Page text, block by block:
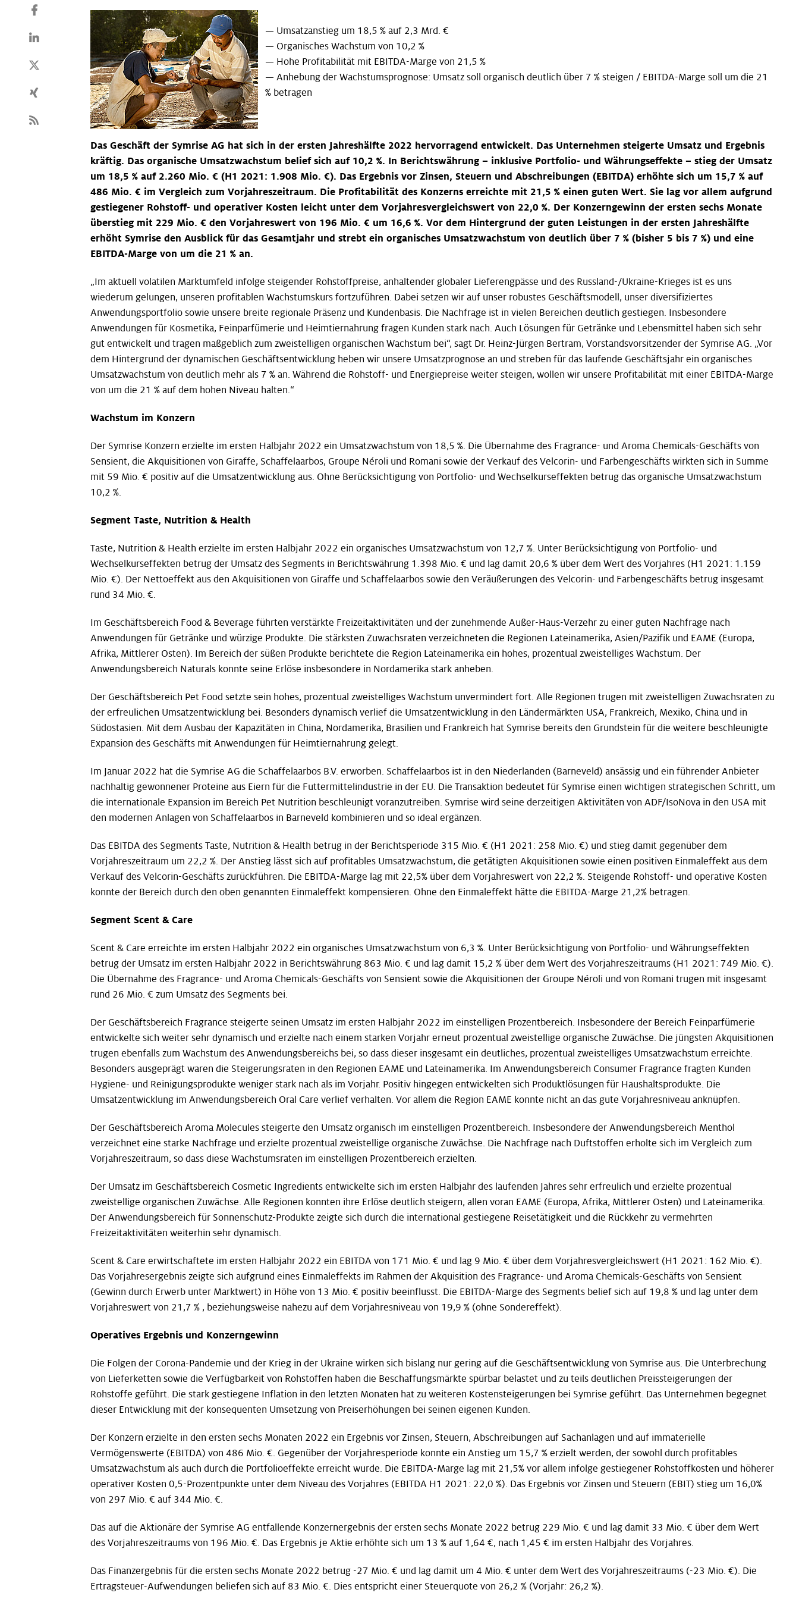
— Umsatzanstieg um 18,5 % auf 2,3 Mrd. €
— Organisches Wachstum von 10,2 %
— Hohe Profitabilität mit EBITDA-Marge von 21,5 %
— Anhebung der Wachstumsprognose: Umsatz soll organisch deutlich über 7 % steigen / EBITDA-Marge soll um die 21
% betragen
Das Geschäft der Symrise AG hat sich in der ersten Jahreshälfte 2022 hervorragend entwickelt. Das Unternehmen steigerte Umsatz und Ergebnis
kräftig. Das organische Umsatzwachstum belief sich auf 10,2 %. In Berichtswährung – inklusive Portfolio- und Währungseffekte – stieg der Umsatz
um 18,5 % auf 2.260 Mio. € (H1 2021: 1.908 Mio. €). Das Ergebnis vor Zinsen, Steuern und Abschreibungen (EBITDA) erhöhte sich um 15,7 % auf
486 Mio. € im Vergleich zum Vorjahreszeitraum. Die Profitabilität des Konzerns erreichte mit 21,5 % einen guten Wert. Sie lag vor allem aufgrund
gestiegener Rohstoff- und operativer Kosten leicht unter dem Vorjahresvergleichswert von 22,0 %. Der Konzerngewinn der ersten sechs Monate
überstieg mit 229 Mio. € den Vorjahreswert von 196 Mio. € um 16,6 %. Vor dem Hintergrund der guten Leistungen in der ersten Jahreshälfte
erhöht Symrise den Ausblick für das Gesamtjahr und strebt ein organisches Umsatzwachstum von deutlich über 7 % (bisher 5 bis 7 %) und eine
EBITDA-Marge von um die 21 % an.
„Im aktuell volatilen Marktumfeld infolge steigender Rohstoffpreise, anhaltender globaler Lieferengpässe und des Russland-/Ukraine-Krieges ist es uns
wiederum gelungen, unseren profitablen Wachstumskurs fortzuführen. Dabei setzen wir auf unser robustes Geschäftsmodell, unser diversifiziertes
Anwendungsportfolio sowie unsere breite regionale Präsenz und Kundenbasis. Die Nachfrage ist in vielen Bereichen deutlich gestiegen. Insbesondere
Anwendungen für Kosmetika, Feinparfümerie und Heimtiernahrung fragen Kunden stark nach. Auch Lösungen für Getränke und Lebensmittel haben sich sehr
gut entwickelt und tragen maßgeblich zum zweistelligen organischen Wachstum bei“, sagt Dr. Heinz-Jürgen Bertram, Vorstandsvorsitzender der Symrise AG. „Vor
dem Hintergrund der dynamischen Geschäftsentwicklung heben wir unsere Umsatzprognose an und streben für das laufende Geschäftsjahr ein organisches
Umsatzwachstum von deutlich mehr als 7 % an. Während die Rohstoff- und Energiepreise weiter steigen, wollen wir unsere Profitabilität mit einer EBITDA-Marge
von um die 21 % auf dem hohen Niveau halten.“
Wachstum im Konzern
Der Symrise Konzern erzielte im ersten Halbjahr 2022 ein Umsatzwachstum von 18,5 %. Die Übernahme des Fragrance- und Aroma Chemicals-Geschäfts von
Sensient, die Akquisitionen von Giraffe, Schaffelaarbos, Groupe Néroli und Romani sowie der Verkauf des Velcorin- und Farbengeschäfts wirkten sich in Summe
mit 59 Mio. € positiv auf die Umsatzentwicklung aus. Ohne Berücksichtigung von Portfolio- und Wechselkurseffekten betrug das organische Umsatzwachstum
10,2 %.
Segment Taste, Nutrition & Health
Taste, Nutrition & Health erzielte im ersten Halbjahr 2022 ein organisches Umsatzwachstum von 12,7 %. Unter Berücksichtigung von Portfolio- und
Wechselkurseffekten betrug der Umsatz des Segments in Berichtswährung 1.398 Mio. € und lag damit 20,6 % über dem Wert des Vorjahres (H1 2021: 1.159
Mio. €). Der Nettoeffekt aus den Akquisitionen von Giraffe und Schaffelaarbos sowie den Veräußerungen des Velcorin- und Farbengeschäfts betrug insgesamt
rund 34 Mio. €.
Im Geschäftsbereich Food & Beverage führten verstärkte Freizeitaktivitäten und der zunehmende Außer-Haus-Verzehr zu einer guten Nachfrage nach
Anwendungen für Getränke und würzige Produkte. Die stärksten Zuwachsraten verzeichneten die Regionen Lateinamerika, Asien/Pazifik und EAME (Europa,
Afrika, Mittlerer Osten). Im Bereich der süßen Produkte berichtete die Region Lateinamerika ein hohes, prozentual zweistelliges Wachstum. Der
Anwendungsbereich Naturals konnte seine Erlöse insbesondere in Nordamerika stark anheben.
Der Geschäftsbereich Pet Food setzte sein hohes, prozentual zweistelliges Wachstum unvermindert fort. Alle Regionen trugen mit zweistelligen Zuwachsraten zu
der erfreulichen Umsatzentwicklung bei. Besonders dynamisch verlief die Umsatzentwicklung in den Ländermärkten USA, Frankreich, Mexiko, China und in
Südostasien. Mit dem Ausbau der Kapazitäten in China, Nordamerika, Brasilien und Frankreich hat Symrise bereits den Grundstein für die weitere beschleunigte
Expansion des Geschäfts mit Anwendungen für Heimtiernahrung gelegt.
Im Januar 2022 hat die Symrise AG die Schaffelaarbos B.V. erworben. Schaffelaarbos ist in den Niederlanden (Barneveld) ansässig und ein führender Anbieter
nachhaltig gewonnener Proteine aus Eiern für die Futtermittelindustrie in der EU. Die Transaktion bedeutet für Symrise einen wichtigen strategischen Schritt, um
die internationale Expansion im Bereich Pet Nutrition beschleunigt voranzutreiben. Symrise wird seine derzeitigen Aktivitäten von ADF/IsoNova in den USA mit
den modernen Anlagen von Schaffelaarbos in Barneveld kombinieren und so ideal ergänzen.
Das EBITDA des Segments Taste, Nutrition & Health betrug in der Berichtsperiode 315 Mio. € (H1 2021: 258 Mio. €) und stieg damit gegenüber dem
Vorjahreszeitraum um 22,2 %. Der Anstieg lässt sich auf profitables Umsatzwachstum, die getätigten Akquisitionen sowie einen positiven Einmaleffekt aus dem
Verkauf des Velcorin-Geschäfts zurückführen. Die EBITDA-Marge lag mit 22,5% über dem Vorjahreswert von 22,2 %. Steigende Rohstoff- und operative Kosten
konnte der Bereich durch den oben genannten Einmaleffekt kompensieren. Ohne den Einmaleffekt hätte die EBITDA-Marge 21,2% betragen.
Segment Scent & Care
Scent & Care erreichte im ersten Halbjahr 2022 ein organisches Umsatzwachstum von 6,3 %. Unter Berücksichtigung von Portfolio- und Währungseffekten
betrug der Umsatz im ersten Halbjahr 2022 in Berichtswährung 863 Mio. € und lag damit 15,2 % über dem Wert des Vorjahreszeitraums (H1 2021: 749 Mio. €).
Die Übernahme des Fragrance- und Aroma Chemicals-Geschäfts von Sensient sowie die Akquisitionen der Groupe Néroli und von Romani trugen mit insgesamt
rund 26 Mio. € zum Umsatz des Segments bei.
Der Geschäftsbereich Fragrance steigerte seinen Umsatz im ersten Halbjahr 2022 im einstelligen Prozentbereich. Insbesondere der Bereich Feinparfümerie
entwickelte sich weiter sehr dynamisch und erzielte nach einem starken Vorjahr erneut prozentual zweistellige organische Zuwächse. Die jüngsten Akquisitionen
trugen ebenfalls zum Wachstum des Anwendungsbereichs bei, so dass dieser insgesamt ein deutliches, prozentual zweistelliges Umsatzwachstum erreichte.
Besonders ausgeprägt waren die Steigerungsraten in den Regionen EAME und Lateinamerika. Im Anwendungsbereich Consumer Fragrance fragten Kunden
Hygiene- und Reinigungsprodukte weniger stark nach als im Vorjahr. Positiv hingegen entwickelten sich Produktlösungen für Haushaltsprodukte. Die
Umsatzentwicklung im Anwendungsbereich Oral Care verlief verhalten. Vor allem die Region EAME konnte nicht an das gute Vorjahresniveau anknüpfen.
Der Geschäftsbereich Aroma Molecules steigerte den Umsatz organisch im einstelligen Prozentbereich. Insbesondere der Anwendungsbereich Menthol
verzeichnet eine starke Nachfrage und erzielte prozentual zweistellige organische Zuwächse. Die Nachfrage nach Duftstoffen erholte sich im Vergleich zum
Vorjahreszeitraum, so dass diese Wachstumsraten im einstelligen Prozentbereich erzielten.
Der Umsatz im Geschäftsbereich Cosmetic Ingredients entwickelte sich im ersten Halbjahr des laufenden Jahres sehr erfreulich und erzielte prozentual
zweistellige organischen Zuwächse. Alle Regionen konnten ihre Erlöse deutlich steigern, allen voran EAME (Europa, Afrika, Mittlerer Osten) und Lateinamerika.
Der Anwendungsbereich für Sonnenschutz-Produkte zeigte sich durch die international gestiegene Reisetätigkeit und die Rückkehr zu vermehrten
Freizeitaktivitäten weiterhin sehr dynamisch.
Scent & Care erwirtschaftete im ersten Halbjahr 2022 ein EBITDA von 171 Mio. € und lag 9 Mio. € über dem Vorjahresvergleichswert (H1 2021: 162 Mio. €).
Das Vorjahresergebnis zeigte sich aufgrund eines Einmaleffekts im Rahmen der Akquisition des Fragrance- und Aroma Chemicals-Geschäfts von Sensient
(Gewinn durch Erwerb unter Marktwert) in Höhe von 13 Mio. € positiv beeinflusst. Die EBITDA-Marge des Segments belief sich auf 19,8 % und lag unter dem
Vorjahreswert von 21,7 % , beziehungsweise nahezu auf dem Vorjahresniveau von 19,9 % (ohne Sondereffekt).
Operatives Ergebnis und Konzerngewinn
Die Folgen der Corona-Pandemie und der Krieg in der Ukraine wirken sich bislang nur gering auf die Geschäftsentwicklung von Symrise aus. Die Unterbrechung
von Lieferketten sowie die Verfügbarkeit von Rohstoffen haben die Beschaffungsmärkte spürbar belastet und zu teils deutlichen Preissteigerungen der
Rohstoffe geführt. Die stark gestiegene Inflation in den letzten Monaten hat zu weiteren Kostensteigerungen bei Symrise geführt. Das Unternehmen begegnet
dieser Entwicklung mit der konsequenten Umsetzung von Preiserhöhungen bei seinen eigenen Kunden.
Der Konzern erzielte in den ersten sechs Monaten 2022 ein Ergebnis vor Zinsen, Steuern, Abschreibungen auf Sachanlagen und auf immaterielle
Vermögenswerte (EBITDA) von 486 Mio. €. Gegenüber der Vorjahresperiode konnte ein Anstieg um 15,7 % erzielt werden, der sowohl durch profitables
Umsatzwachstum als auch durch die Portfolioeffekte erreicht wurde. Die EBITDA-Marge lag mit 21,5% vor allem infolge gestiegener Rohstoffkosten und höherer
operativer Kosten 0,5-Prozentpunkte unter dem Niveau des Vorjahres (EBITDA H1 2021: 22,0 %). Das Ergebnis vor Zinsen und Steuern (EBIT) stieg um 16,0%
von 297 Mio. € auf 344 Mio. €.
Das auf die Aktionäre der Symrise AG entfallende Konzernergebnis der ersten sechs Monate 2022 betrug 229 Mio. € und lag damit 33 Mio. € über dem Wert
des Vorjahreszeitraums von 196 Mio. €. Das Ergebnis je Aktie erhöhte sich um 13 % auf 1,64 €, nach 1,45 € im ersten Halbjahr des Vorjahres.
Das Finanzergebnis für die ersten sechs Monate 2022 betrug -27 Mio. € und lag damit um 4 Mio. € unter dem Wert des Vorjahreszeitraums (-23 Mio. €). Die
Ertragsteuer-Aufwendungen beliefen sich auf 83 Mio. €. Dies entspricht einer Steuerquote von 26,2 % (Vorjahr: 26,2 %).